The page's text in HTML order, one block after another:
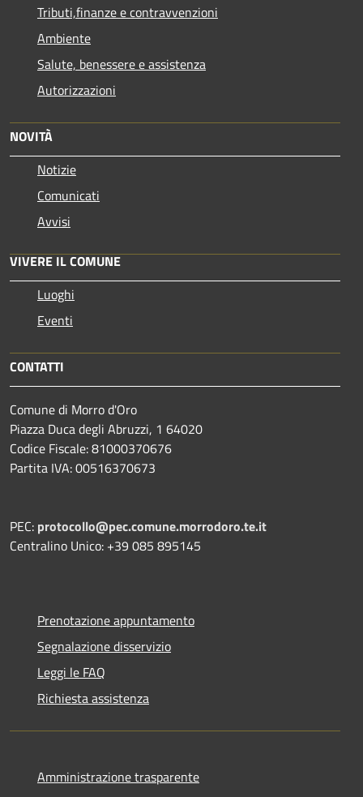
Tributi,finanze e contravvenzioni
Ambiente
Salute, benessere e assistenza
Autorizzazioni
NOVITÀ
Notizie
Comunicati
Avvisi
VIVERE IL COMUNE
Luoghi
Eventi
CONTATTI
Comune di Morro d'Oro
Piazza Duca degli Abruzzi, 1 64020
Codice Fiscale: 81000370676
Partita IVA: 00516370673
PEC: protocollo@pec.comune.morrodoro.te.it
Centralino Unico: +39 085 895145
Prenotazione appuntamento
Segnalazione disservizio
Leggi le FAQ
Richiesta assistenza
Amministrazione trasparente